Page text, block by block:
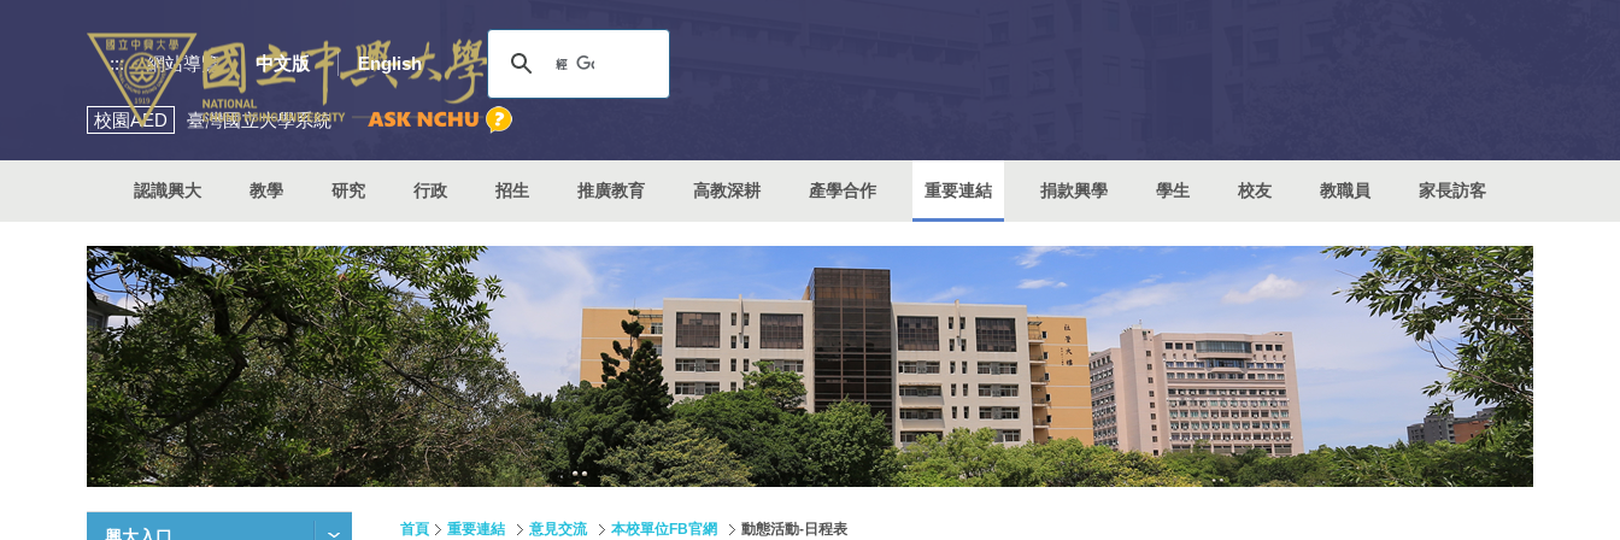
::: 網站導覽 中文版 English
校園AED 臺灣國立大學系統
認識興大 教學 研究 行政 招生 推廣教育 高教深耕 產學合作 重要連結 捐款興學 學生 校友 教職員 家長訪客
首頁 重要連結 意見交流 本校單位FB官網 動態活動-日程表